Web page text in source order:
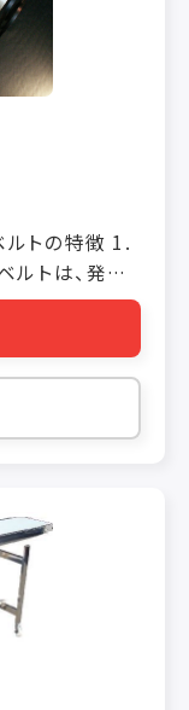
トの特徴 1.
トは、発塵
用に適してお
での使用実
ツレがなく、
面のクリー
フィルム基
で、金網の様
の環境改善と
板厚が均一な
による画像